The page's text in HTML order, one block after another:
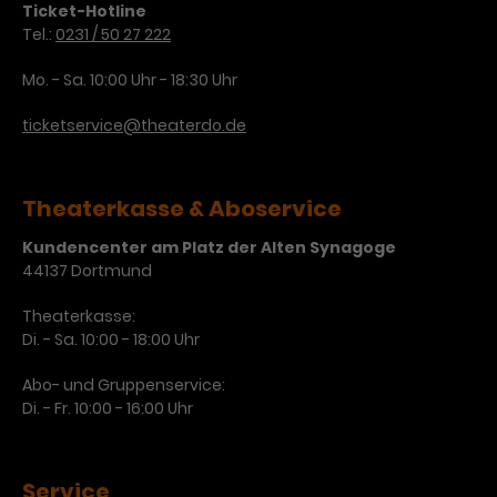
verschiedene Websites hinweg.
Ticket-Hotline
Tel.: 0231 / 50 27 222
Mo. - Sa. 10:00 Uhr - 18:30 Uhr
ticketservice@theaterdo.de
Theaterkasse & Aboservice
Kundencenter am Platz der Alten Synagoge
44137 Dortmund
Theaterkasse:
Di. - Sa. 10:00 - 18:00 Uhr
Abo- und Gruppenservice:
Di. - Fr. 10:00 - 16:00 Uhr